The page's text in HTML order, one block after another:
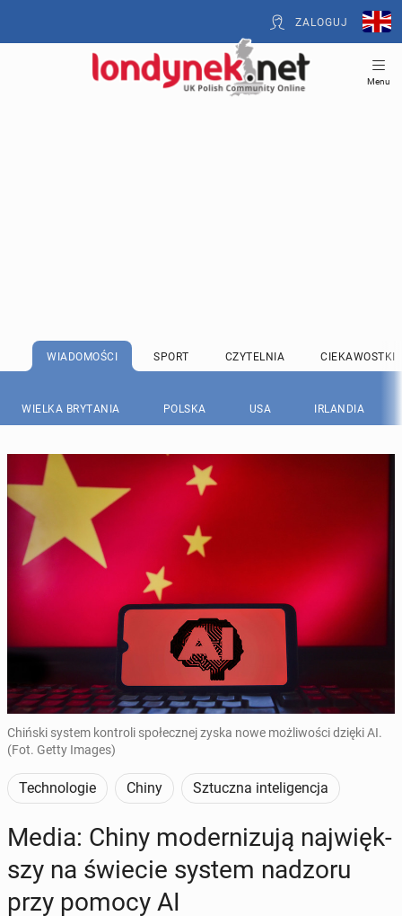
ZALOGUJ
Menu
WIADOMOŚCI SPORT CZYTELNIA CIEKAWOSTKI
WIELKA BRYTANIA POLSKA USA IRLANDIA
Chiński system kontroli społecznej zyska nowe możliwości dzięki AI.
(Fot. Getty Images)
Technologie Chiny Sztuczna inteligencja
Media: Chiny mo­der­ni­zu­ją naj­więk­
szy na świecie system nadzoru
przy pomocy AI